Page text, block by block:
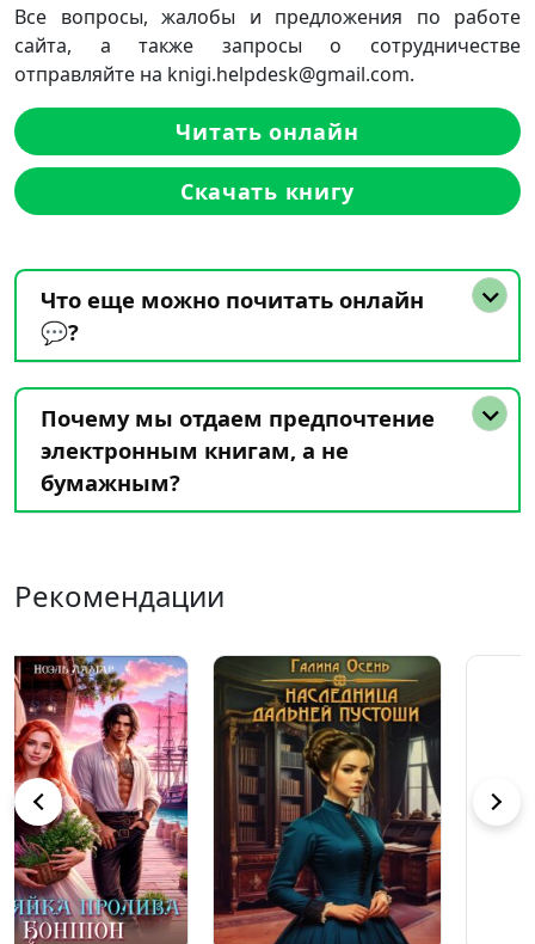
Все вопросы, жалобы и предложения по работе
сайта, а также запросы о сотрудничестве
отправляйте на knigi.helpdesk@gmail.com.
Читать онлайн
Скачать книгу
Что еще можно почитать онлайн
💬?
Почему мы отдаем предпочтение
электронным книгам, а не
бумажным?
Рекомендации